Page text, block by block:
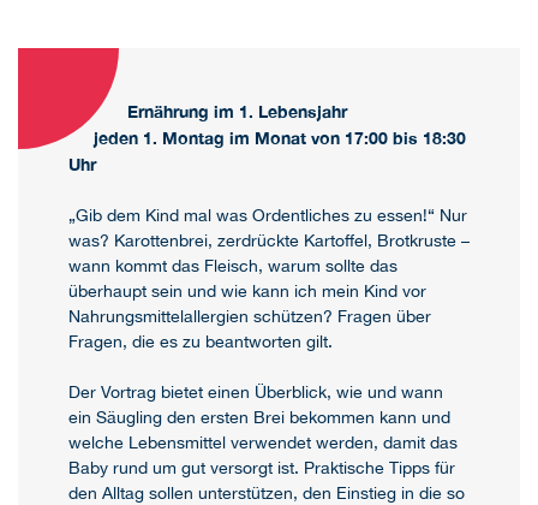
Ernährung im 1. Lebensjahr
jeden 1. Montag im Monat von 17:00 bis 18:30
Uhr
„Gib dem Kind mal was Ordentliches zu essen!“ Nur
was? Karottenbrei, zerdrückte Kartoffel, Brotkruste –
wann kommt das Fleisch, warum sollte das
überhaupt sein und wie kann ich mein Kind vor
Nahrungsmittelallergien schützen? Fragen über
Fragen, die es zu beantworten gilt.
Der Vortrag bietet einen Überblick, wie und wann
ein Säugling den ersten Brei bekommen kann und
welche Lebensmittel verwendet werden, damit das
Baby rund um gut versorgt ist. Praktische Tipps für
den Alltag sollen unterstützen, den Einstieg in die so